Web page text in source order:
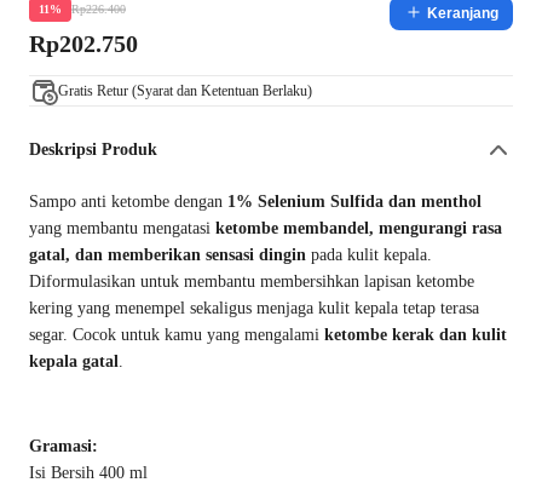
11% Rp226.400
Rp202.750
Keranjang
Gratis Retur (Syarat dan Ketentuan Berlaku)
Deskripsi Produk
Sampo anti ketombe dengan 1% Selenium Sulfida dan menthol
yang membantu mengatasi ketombe membandel, mengurangi rasa
gatal, dan memberikan sensasi dingin pada kulit kepala.
Diformulasikan untuk membantu membersihkan lapisan ketombe
kering yang menempel sekaligus menjaga kulit kepala tetap terasa
segar. Cocok untuk kamu yang mengalami ketombe kerak dan kulit
kepala gatal.
Gramasi:
Isi Bersih 400 ml